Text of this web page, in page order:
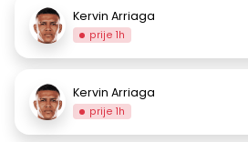
Kervin Arriaga
prije 1h
Kervin Arriaga
prije 1h